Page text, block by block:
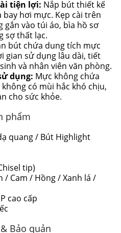
tiện lợi: Nắp bút thiết kế
bay hơi mực. Kẹp cài trên
gắn vào túi áo, bìa hồ sơ
sợ thất lạc.
bút chứa dung tích mực
gian sử dụng lâu dài, tiết
và nhân viên văn phòng.
dụng: Mực không chứa
có mùi hắc khó chịu,
cho sức khỏe.
phẩm
quang / Bút Highlight
tip)
/ Cam / Hồng / Xanh lá /
cao cấp
Bảo quản